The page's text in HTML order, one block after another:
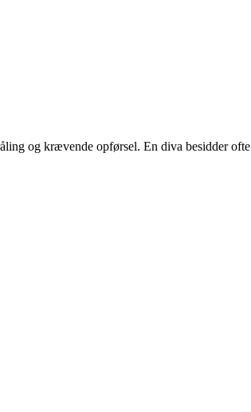
og krævende opførsel. En diva besidder